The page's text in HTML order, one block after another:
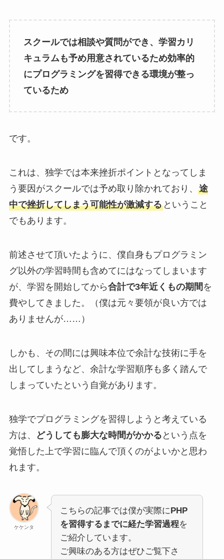
スクールでは相談や質問ができ、学習カリ
キュラムも予め用意されているため効率的
にプログラミングを習得できる環境が整っ
ているため
です。
これは、独学では本来挫折ポイントとなってしま
う要因がスクールでは予め取り除かれており、 途
中で挫折してしまう可能性が激減するということ
でもあります。
前述させて頂いたように、僕自身もプログラミン
グ以外の学習時間も含めてにはなってしまいます
が、学習を開始してから合計で3年近くもの期間 を
費やしてきました。（僕は元々要領が良い方では
ありませんが……）
しかも、その間には興味本位で余計な技術に手を
出してしまうなど、余計な学習順序も多く踏んで
しまっていたという自覚があります。
独学でプログラミングを習得しようと考えている
方は、
どうしても膨大な時間がかかる という点を
覚悟した上で学習に臨んで頂くのがよいかと思わ
れます。
ケケンタ
こちらの記事では僕が実際に PHP
を習得するまでに経た学習過程を
ご紹介しています。
ご興味のある方はぜひご覧下さ